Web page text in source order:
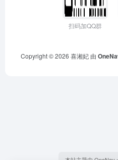
扫码加QQ群
Copyright © 2026 喜湘妃 由